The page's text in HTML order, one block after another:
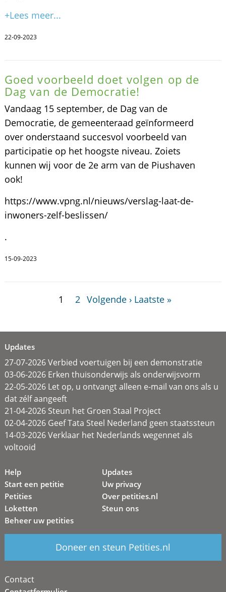
+Lees meer...
22-09-2023
Goed voorbeeld doet volgen op de
Dag van de Democratie!
Vandaag 15 september, de Dag van de
Democratie, de gemeenteraad geïnformeerd
over onderstaand succesvol voorbeeld van
participatie op het hoogste niveau. Zoiets
kunnen wij voor de 2e arm van de Piushaven
ook!
https://www.vpng.nl/nieuws/verslag-laat-de-
inwoners-zelf-beslissen/
.
15-09-2023
1 2 Volgende › Laatste »
Updates
27-07-2026 Verbied voertuigen bij een demonstratie
03-06-2026 Erken thuisonderwijs als onderwijsvorm
22-05-2026 Let op, u ontvangt alleen e-mail van ons als u
dat zélf aangeeft
21-04-2026 Steun het Groen Staal Project
02-04-2026 Geef Tata Steel Nederland geen staatssteun
14-03-2026 Verklaar het Nederlands wegennet als
voltooid
Help
Start een petitie
Petities
Loketten
Beheer uw petities
Updates
Uw privacy
Over petities.nl
Steun ons
Doneer en steun Petities.nl
Contact